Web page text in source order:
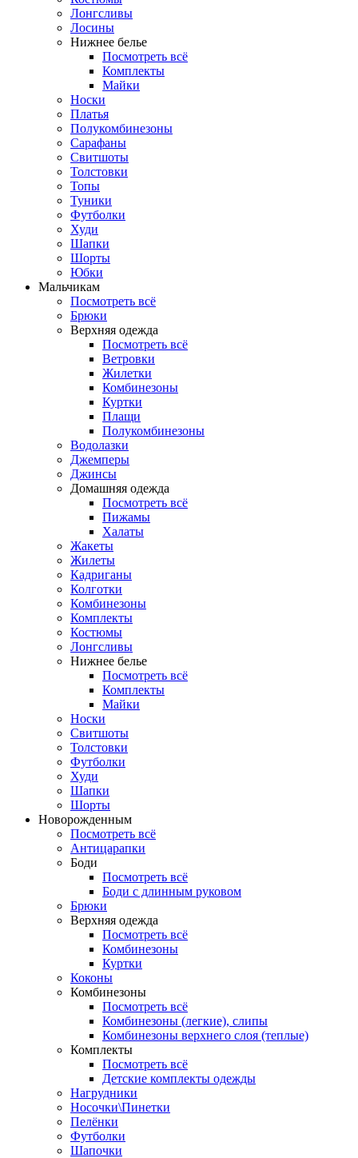
Лонгсливы
Лосины
Нижнее белье
Посмотреть всё
Комплекты
Майки
Носки
Платья
Полукомбинезоны
Сарафаны
Свитшоты
Толстовки
Топы
Туники
Футболки
Худи
Шапки
Шорты
Юбки
Мальчикам
Посмотреть всё
Брюки
Верхняя одежда
Посмотреть всё
Ветровки
Жилетки
Комбинезоны
Куртки
Плащи
Полукомбинезоны
Водолазки
Джемперы
Джинсы
Домашняя одежда
Посмотреть всё
Пижамы
Халаты
Жакеты
Жилеты
Кадриганы
Колготки
Комбинезоны
Комплекты
Костюмы
Лонгсливы
Нижнее белье
Посмотреть всё
Комплекты
Майки
Носки
Свитшоты
Толстовки
Футболки
Худи
Шапки
Шорты
Новорожденным
Посмотреть всё
Антицарапки
Боди
Посмотреть всё
Боди с длинным руковом
Брюки
Верхняя одежда
Посмотреть всё
Комбинезоны
Куртки
Коконы
Комбинезоны
Посмотреть всё
Комбинезоны (легкие), слипы
Комбинезоны верхнего слоя (теплые)
Комплекты
Посмотреть всё
Детские комплекты одежды
Нагрудники
Носочки\Пинетки
Пелёнки
Футболки
Шапочки